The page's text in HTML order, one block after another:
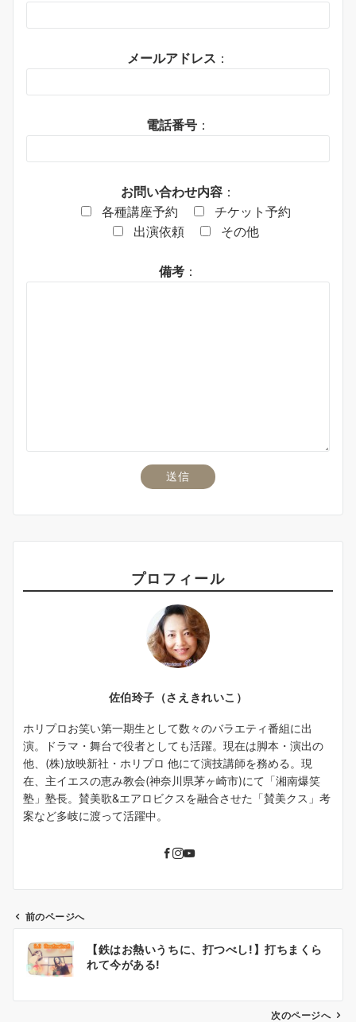
メールアドレス ：
電話番号 ：
お問い合わせ内容 ：
各種講座予約
チケット予約
出演依頼
その他
備考 ：
プロフィール
佐伯玲子（さえきれいこ）
ホリプロお笑い第一期生として数々のバラエティ番組に出
演。ドラマ・舞台で役者としても活躍。現在は脚本・演出の
他、(株)放映新社・ホリプロ 他にて演技講師を務める。現
在、主イエスの恵み教会(神奈川県茅ヶ崎市)にて「湘南爆笑
塾」塾長。賛美歌&エアロビクスを融合させた「賛美クス」考
案など多岐に渡って活躍中。
前のページへ
【鉄はお熱いうちに、打つべし!】打ちまくら
れて今がある!
次のページへ